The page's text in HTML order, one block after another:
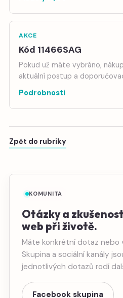
AKCE
Kód 11466SAG
Pokud už máte vybráno,
aktuální postup a
Podrobnosti
Zpět do rubriky
KOMUNITA
Otázky a
web při životě.
Máte konkrétní dotaz nebo
Skupina a sociální kanály
jednotlivých dotazů rodí
Facebook skupina